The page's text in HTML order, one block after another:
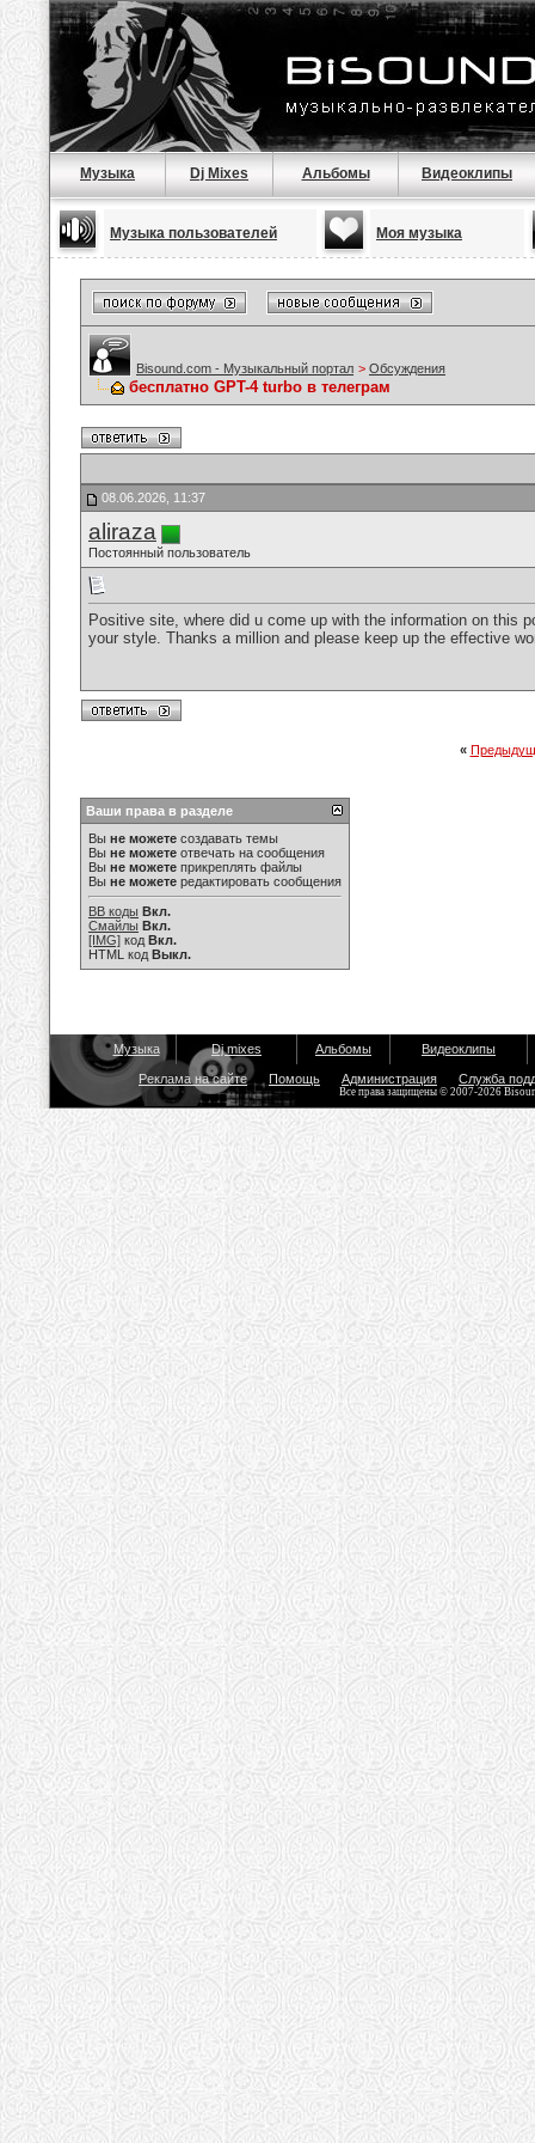
Музыка Dj Mixes Альбомы Видеоклипы
Музыка пользователей Моя музыка
Bisound.com - Музыкальный портал > Обсуждения
бесплатно GPT-4 turbo в телеграм
08.06.2026, 11:37
aliraza
Постоянный пользователь
Positive site, where did u come up with the information on this
your style. Thanks a million and please keep up the effective
«
Ваши права в разделе
Вы не можете создавать темы
Вы не можете отвечать на сообщения
Вы не можете прикреплять файлы
Вы не можете редактировать сообщения
BB коды Вкл.
Смайлы Вкл.
[IMG] код Вкл.
HTML код Выкл.
Музыка Dj mixes Альбомы Видеоклипы
Реклама на сайте Помощь Администрация Служба
Все права защищены © 2007-2026